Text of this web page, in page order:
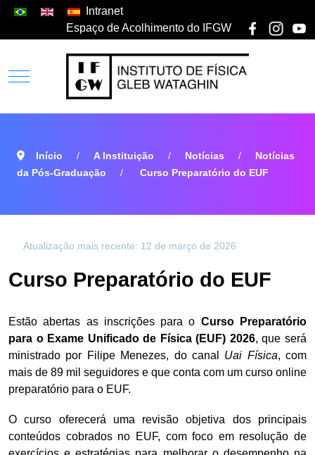
Intranet
Espaço de Acolhimento do IFGW
Início A Instituição Notícias
Notícias
da Pós-Graduação
Curso Preparatório do EUF
Atualização mais recente: 12 de março de 2026
Curso Preparatório do EUF
Estão abertas as inscrições para o Curso Preparatório
para o Exame Unificado de Física (EUF) 2026, que será
ministrado por Filipe Menezes, do canal Uai Física, com
mais de 89 mil seguidores e que conta com um curso online
preparatório para o EUF.
O curso oferecerá uma revisão objetiva dos principais
conteúdos cobrados no EUF, com foco em resolução de